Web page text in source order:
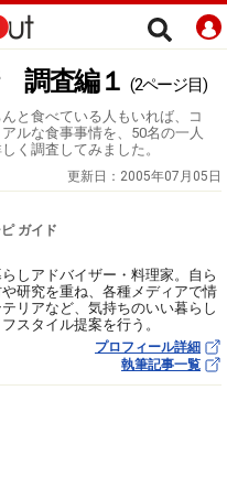
調査編１ (2ページ目)
と食べている人もいれば、コ
ルな食事事情を、50名の一人
く調査してみました。
更新日： 2005年07月05日
ガイド
しアドバイザー・料理家。自ら
研究を重ね、各種メディアで情
リアなど、気持ちのいい暮らし
スタイル提案を行う。
プロフィール詳細
執筆記事一覧